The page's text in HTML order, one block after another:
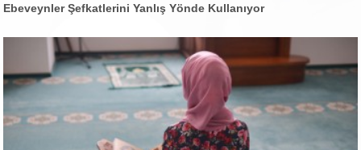
Ebeveynler Şefkatlerini Yanlış Yönde Kullanıyor